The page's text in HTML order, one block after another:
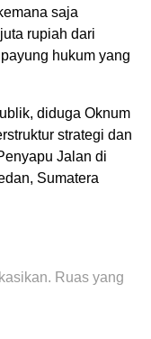
saja
rupiah dari
hukum yang
diduga Oknum
strategi dan
Jalan di
Sumatera
Ruas yang